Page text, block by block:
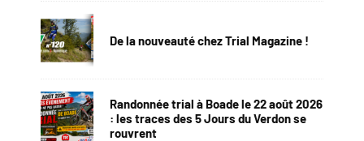
De la nouveauté chez Trial Magazine !
Randonnée trial à Boade le 22 août 2026
: les traces des 5 Jours du Verdon se
rouvrent